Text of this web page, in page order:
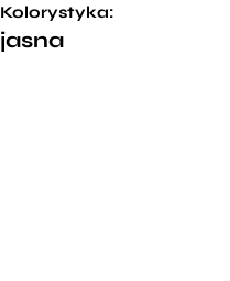
Kolorystyka:
jasna